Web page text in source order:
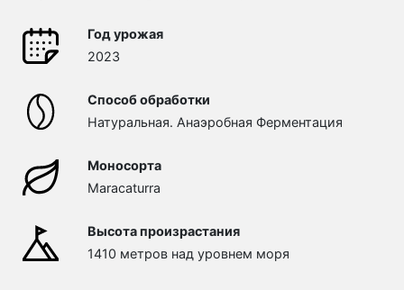
Год урожая
2023
Способ обработки
Натуральная. Анаэробная Ферментация
Моносорта
Maracaturra
Высота произрастания
1410 метров над уровнем моря